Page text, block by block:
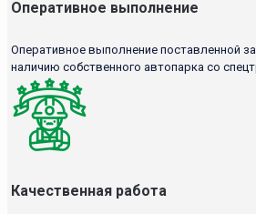
Оперативное выполнение
Оперативное выполнение поставленной
наличию собственного автопарка со
Качественная работа